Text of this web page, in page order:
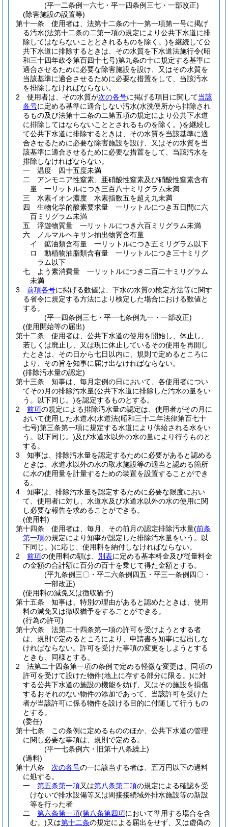
(平一二条例一六七・平一四条例三七・一部改正)
(除害施設の設置等)
第十一条
使用者は、法第十二条の十一第一項第一号に掲げ
る汚水(法第十二条の二第一項の規定により公共下水道に排
除してはならないこととされるものを除く。)を継続して公
共下水道に排除するときは、その水質を下水道法施行令(昭
和三十四年政令第百四十七号)第九条の十に規定する基準に
適合させるために必要な除害施設を設け、又はその水質を
当該基準に適合させるために必要な措置をして、当該汚水
を排除しなければならない。
2
使用者は、その水質が次の各号に掲げる項目に関して当該
各号に定める基準に適合しない汚水(水洗便所から排除され
るもの及び法第十二条の二第五項の規定により公共下水道
に排除してはならないこととされるものを除く。)を継続し
て公共下水道に排除するときは、その水質を当該基準に適
合させるために必要な除害施設を設け、又はその水質を当
該基準に適合させるために必要な措置をして、当該汚水を
排除しなければならない。
一
温度 四十五度未満
二
アンモニア性窒素、亜硝酸性窒素及び硝酸性窒素含有
量 一リットルにつき三百八十ミリグラム未満
三
水素イオン濃度 水素指数五を超え九未満
四
生物化学的酸素要求量 一リットルにつき五日間に六
百ミリグラム未満
五
浮遊物質量 一リットルにつき六百ミリグラム未満
六
ノルマルヘキサン抽出物質含有量
イ
鉱油類含有量 一リットルにつき五ミリグラム以下
ロ
動植物油脂類含有量 一リットルにつき三十ミリグ
ラム以下
七
よう素消費量 一リットルにつき二百二十ミリグラム
未満
3
前項各号に掲げる数値は、下水の水質の検定方法等に関す
る省令に規定する方法により検定した場合における数値と
する。
(平一四条例三七・平一七条例九一・一部改正)
(使用開始等の届出)
第十二条
使用者は、公共下水道の使用を開始し、休止し、
若しくは廃止し、又は現に休止しているその使用を再開し
たときは、その日から七日以内に、規則で定めるところに
より、その旨を知事に届け出なければならない。
(排除汚水量の認定)
第十三条
知事は、毎月定例の日において、各使用者につい
てその月の排除汚水量(公共下水道に排除した汚水の量をい
う。以下同じ。)を認定するものとする。
2
前項の規定による排除汚水量の認定は、使用者がその月に
おいて使用した水道水(水道法(昭和三十二年法律第百七十
七号)第三条第一項に規定する水道により供給される水をい
う。以下同じ。)及び水道水以外の水の量により行うものと
する。
3
知事は、排除汚水量を認定するために必要があると認める
ときは、水道水以外の水の取水施設等の適当と認める箇所
に水の使用量を計量するための装置を設置することができ
る。
4
知事は、排除汚水量を認定するために必要な限度におい
て、使用者に対し、水道水及び水道水以外の水の使用に関
し必要な報告を求めることができる。
(使用料)
第十四条
使用者は、毎月、その前月の認定排除汚水量(前条
第一項の規定により知事が認定した排除汚水量をいう。以
下同じ。)に応じ、使用料を納付しなければならない。
2
前項の使用料の額は、 別表に定める基本料金及び従量料金
の金額の合計額に百分の百十を乗じて得た金額とする。
(平九条例三〇・平二六条例四五・平三一条例四〇・
一部改正)
(使用料の減免又は徴収猶予)
第十五条
知事は、特別の理由があると認めたときは、使用
料の減免又は徴収猶予をすることができる。
(行為の許可)
第十六条
法第二十四条第一項の許可を受けようとする者
は、規則で定めるところにより、申請書を知事に提出しな
ければならない。 許可を受けた事項の変更をしようとする
ときも、同様とする。
2
法第二十四条第一項の条例で定める軽微な変更は、同項の
許可を受けて設けた物件(地上に存する部分に限る。)に対
する公共下水道の施設の機能を妨げ、又はその施設を損傷
するおそれのない物件の添加であって、当該許可を受けた
者が当該許可に係る物件を設ける目的に付随して行うもの
とする。
(委任)
第十七条
この条例に定めるもののほか、公共下水道の管理
に関し必要な事項は、規則で定める。
(平一七条例六・旧第十八条繰上)
(過料)
第十八条
次の各号の一に該当する者は、五万円以下の過料
に処する。
一
第五条第一項又は第八条第二項の規定による確認を受
けないで排水設備等又は間接接続域外排水施設等の新設
等を行った者
二
第六条第一項(第八条第四項において準用する場合を含
む。)又は第十二条の規定による届出をせず、又は虚偽の